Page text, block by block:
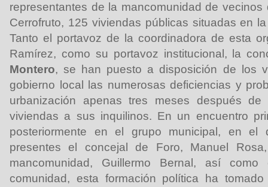
representantes de la mancomunidad de
Cerrofruto, 125 viviendas públicas situadas en
Tanto el portavoz de la coordinadora de esta
Ramírez, como su portavoz institucional, la
Montero, se han puesto a disposición de los
gobierno local las numerosas deficiencias y
urbanización apenas tres meses después
viviendas a sus inquilinos. En un encuentro
posteriormente en el grupo municipal, en el
presentes el concejal de Foro, Manuel
mancomunidad, Guillermo Bernal, así
comunidad, esta formación política ha